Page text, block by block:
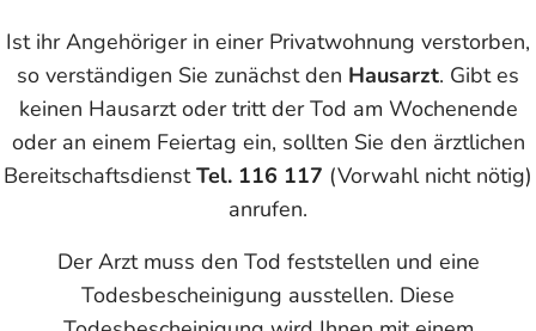
Ist ihr Angehöriger in einer Privatwohnung verstorben,
so verständigen Sie zunächst den Hausarzt. Gibt es
keinen Hausarzt oder tritt der Tod am Wochenende
oder an einem Feiertag ein, sollten Sie den ärztlichen
BereitschaftsdienstTel. 116 117 (Vorwahl nicht nötig)
anrufen.
Der Arzt muss den Tod feststellen und eine
Todesbescheinigung ausstellen. Diese